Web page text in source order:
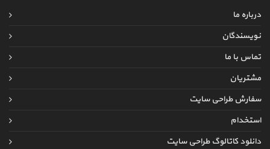
درباره ما
نویسندگان
تماس با ما
مشتریان
سفارش طراحی سایت
استخدام
دانلود کاتالوگ طراحی سایت